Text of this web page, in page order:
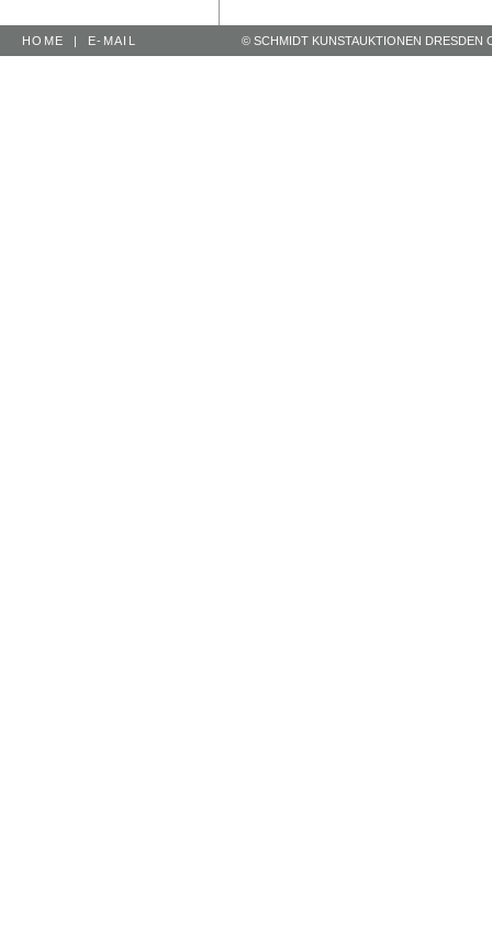
HOME | E-MAIL © SCHMIDT KUNSTAUKTIONEN DRESDEN